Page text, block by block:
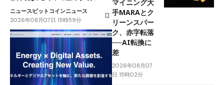
ニュースビットコインニュース
2026年08月07日 15時59分
マイニング大
手MARAとク
リーンスパー
ク、赤字転落
──AI転換に
差
2026年08月07
日 15時02分